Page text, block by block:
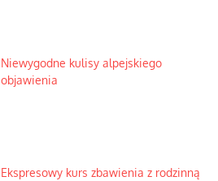
Niewygodne kulisy alpejskiego
objawienia
Ekspresowy kurs zbawienia z rodzinną